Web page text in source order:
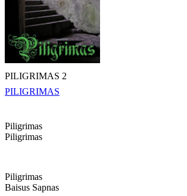
PILIGRIMAS 2
PILIGRIMAS
Piligrimas
Piligrimas
Piligrimas
Baisus Sapnas